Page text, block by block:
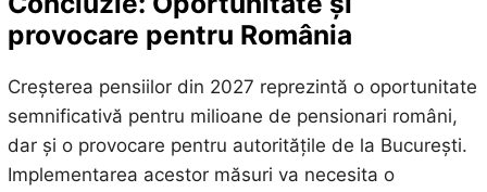
provocare pentru România
Creșterea pensiilor din 2027 reprezintă o oportunitate
semnificativă pentru milioane de pensionari români,
dar și o provocare pentru autoritățile de la București.
Implementarea acestor măsuri va necesita o